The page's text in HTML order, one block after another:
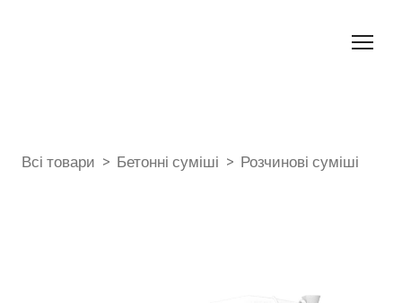
Всі товари Бетонні суміші Розчинові суміші